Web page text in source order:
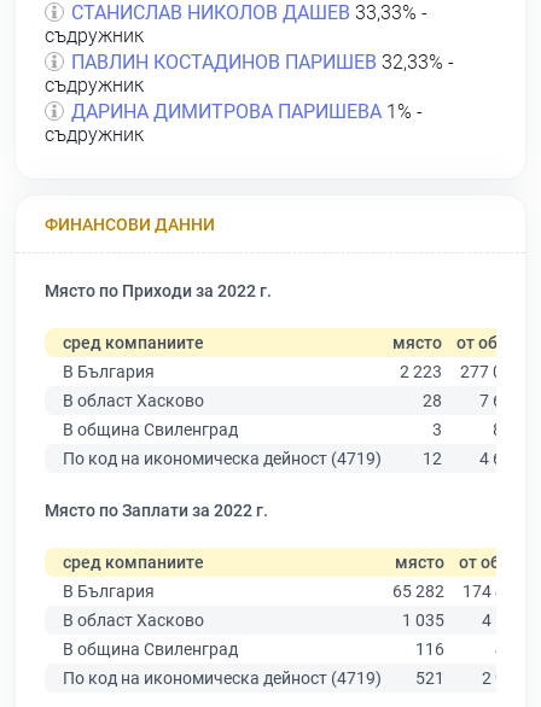
СТАНИСЛАВ НИКОЛОВ ДАШЕВ 33,33% -
съдружник
ПАВЛИН КОСТАДИНОВ ПАРИШЕВ 32,33% -
съдружник
ДАРИНА ДИМИТРОВА ПАРИШЕВА 1% -
съдружник
ФИНАНСОВИ ДАННИ
Място по Приходи за 2022 г.
сред компаниите място от общо
В България
2 223
277 019
В област Хасково
28
7 664
В община Свиленград
3
832
По код на икономическа дейност (4719)
12 4 682
Място по Заплати за 2022 г.
сред компаниите място от общо
В България
65 282
174 403
В област Хасково
1 035
4 585
В община Свиленград
116
459
По код на икономическа дейност (4719)
521 2 938